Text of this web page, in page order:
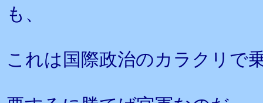
も、
これは国際政治のカラクリで